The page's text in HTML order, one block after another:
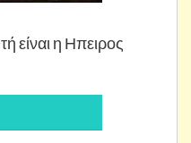
είναι η Ηπειρος